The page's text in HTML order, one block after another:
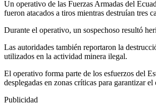
Un operativo de las Fuerzas Armadas del
fueron atacados a tiros mientras destruían tres
Durante el operativo, un sospechoso resultó
Las autoridades también reportaron la
utilizados en la actividad minera ilegal.
El operativo forma parte de los esfuerzos del
desplegadas en zonas críticas para garantizar
Publicidad